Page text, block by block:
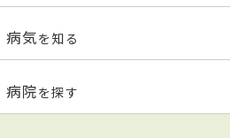
病気を知る
病院を探す